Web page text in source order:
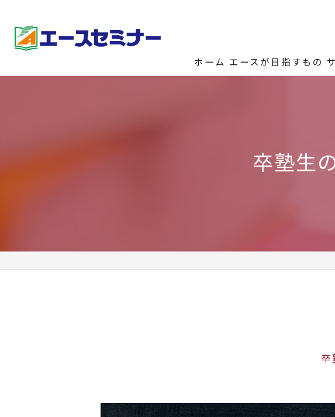
ホーム エースが目指すもの
卒塾生
卒